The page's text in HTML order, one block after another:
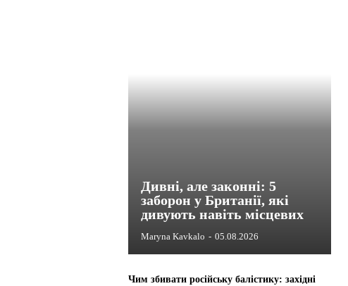
Дивні, але законні: 5
заборон у Британії, які
дивують навіть місцевих
Maryna Kavkalo - 05.08.2026
Чим збивати російську балістику: західні